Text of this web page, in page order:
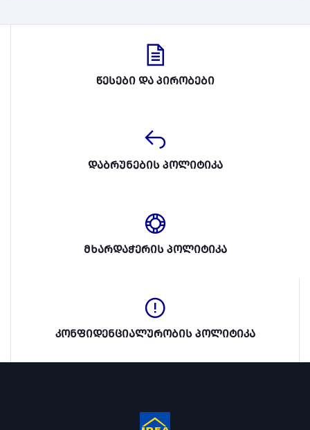
წესები და პირობები
დაბრუნების პოლიტიკა
მხარდაჭერის პოლიტიკა
კონფიდენციალურობის პოლიტიკა